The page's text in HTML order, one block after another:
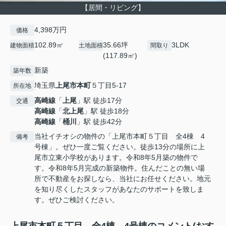
【居間・リビング】
価格 4,398万円
建物面積102.89㎡ 土地面積35.66坪
(117.89㎡)
間取り 3LDK
築年数 新築
所在地 埼玉県 上尾市本町５丁目5-17
交通 高崎線 「 上尾 」駅 徒歩17分
高崎線 「北上尾 」駅 徒歩18分
高崎線 「桶川 」駅 徒歩42分
備考
当社イチオシの物件の「上尾市本町５丁目 全4棟 4
号棟」。ぜひ一度ご覧ください。徒歩13分の場所に上
尾市立東小学校があります。令和8年5月築の物件で
す。令和8年5月完成の新築物件。住んだことの無い場
所で不動産をお探しなら、当社にお任せください。地元
を知り尽くしたスタッフがあなたのサポートを致しま
す。ぜひご検討ください。